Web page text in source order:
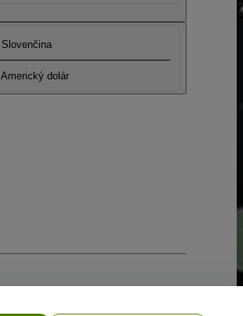
Slovenčina
Americký dolár